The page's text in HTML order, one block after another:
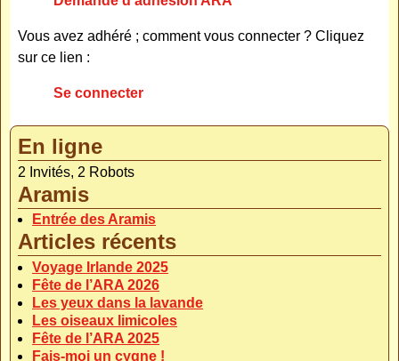
Vous avez adhéré ; comment vous connecter ? Cliquez
sur ce lien :
Se connecter
En ligne
2 Invités, 2 Robots
Aramis
Entrée des Aramis
Articles récents
Voyage Irlande 2025
Fête de l’ARA 2026
Les yeux dans la lavande
Les oiseaux limicoles
Fête de l’ARA 2025
Fais-moi un cygne !